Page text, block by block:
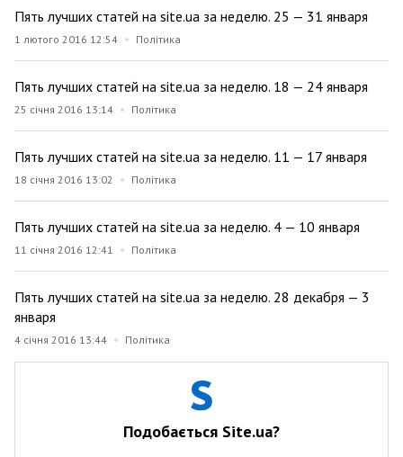
Пять лучших статей на site.ua за неделю. 25 — 31 января
1 лютого 2016 12:54 Політика
Пять лучших статей на site.ua за неделю. 18 — 24 января
25 січня 2016 13:14 Політика
Пять лучших статей на site.ua за неделю. 11 — 17 января
18 січня 2016 13:02 Політика
Пять лучших статей на site.ua за неделю. 4 — 10 января
11 січня 2016 12:41 Політика
Пять лучших статей на site.ua за неделю. 28 декабря — 3
января
4 січня 2016 13:44 Політика
Подобається Site.ua?